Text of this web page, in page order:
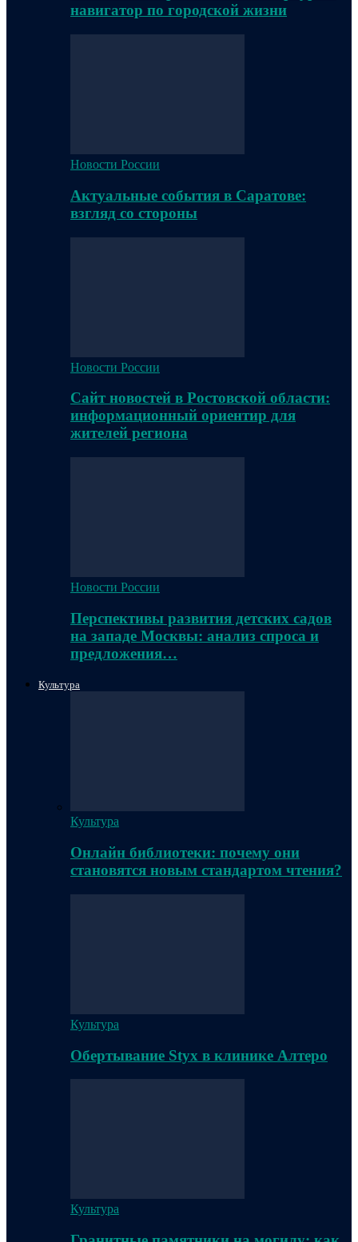
навигатор по городской жизни
Новости России
Актуальные события в Саратове:
взгляд со стороны
Новости России
Сайт новостей в Ростовской области:
информационный ориентир для
жителей региона
Новости России
Перспективы развития детских садов
на западе Москвы: анализ спроса и
предложения…
Культура
Культура
Онлайн библиотеки: почему они
становятся новым стандартом чтения?
Культура
Обертывание Styx в клинике Алтеро
Культура